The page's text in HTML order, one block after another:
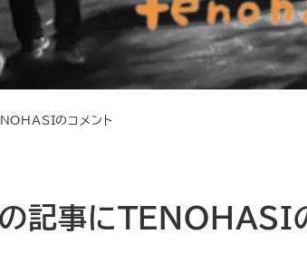
のコメント
記事にTENOHASI